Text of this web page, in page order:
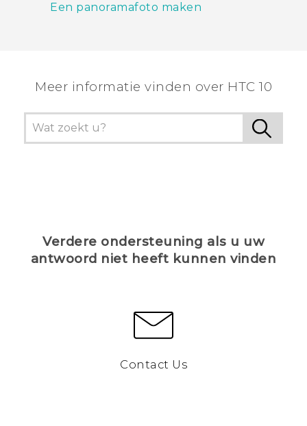
Een panoramafoto maken
Meer informatie vinden over HTC 10
Verdere ondersteuning als u uw
antwoord niet heeft kunnen vinden
Contact Us